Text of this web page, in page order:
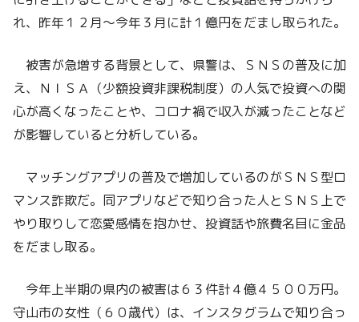
れ、昨年１２月～今年３月に計１億円をだまし取られた。
被害が急増する背景として、県警は、ＳＮＳの普及に加
え、ＮＩＳＡ（少額投資非課税制度）の人気で投資への関
心が高くなったことや、コロナ禍で収入が減ったことなど
が影響していると分析している。
マッチングアプリの普及で増加しているのがＳＮＳ型ロ
マンス詐欺だ。同アプリなどで知り合った人とＳＮＳ上で
やり取りして恋愛感情を抱かせ、投資話や旅費名目に金品
をだまし取る。
今年上半期の県内の被害は６３件計４億４５００万円。
守山市の女性（６０歳代）は、インスタグラムで知り合っ